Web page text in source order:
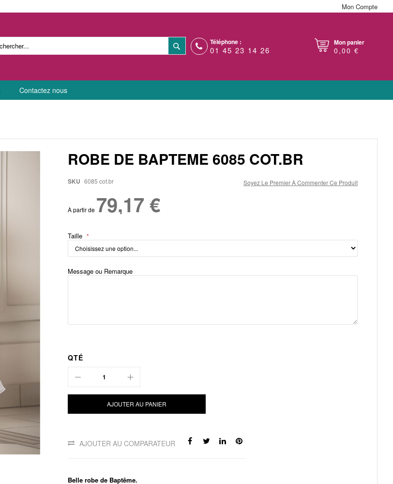
Mon Compte
RECHERCHERTéléphone :
01 45 23 14 26
Mon panier
0,00 €
Contactez nous
ROBE DE BAPTEME 6085 COT.BR
Soyez Le Premier À Commenter Ce Produit
SKU 6085 cot.br
À partir de 79,17 €
Taille
Message ou Remarque
QTÉ
AJOUTER AU PANIER
AJOUTER AU COMPARATEUR
Belle robe de Baptême.